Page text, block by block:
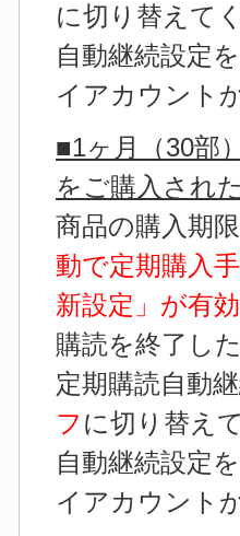
に切り替えて
自動継続設定
イアカウント
■1ヶ月（30部
をご購入され
商品の購入期
動で定期購入
新設定」が有効
購読を終了し
定期購読自動
フ に切り替え
自動継続設定
イアカウント